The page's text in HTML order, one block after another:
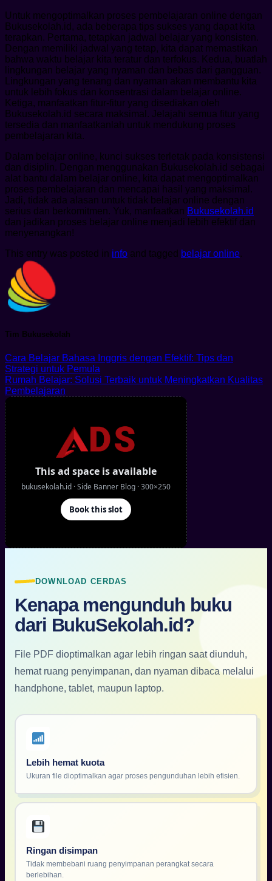
Untuk mengoptimalkan proses pembelajaran online dengan
Bukusekolah.id, ada beberapa tips sukses yang dapat kita
terapkan. Pertama, tetapkan jadwal belajar yang konsisten.
Dengan memiliki jadwal yang tetap, kita dapat memastikan
bahwa waktu belajar kita teratur dan terfokus. Kedua, buatlah
lingkungan belajar yang nyaman dan bebas dari gangguan.
Lingkungan yang tenang dan nyaman akan membantu kita
untuk lebih fokus dan konsentrasi dalam belajar online.
Ketiga, manfaatkan fitur-fitur yang disediakan oleh
Bukusekolah.id secara maksimal. Jelajahi semua fitur yang
tersedia dan manfaatkanlah untuk mendukung proses
pembelajaran kita.
Dalam belajar online, kunci sukses terletak pada konsistensi
dan disiplin. Dengan menggunakan Bukusekolah.id sebagai
alat bantu dalam belajar online, kita dapat mengoptimalkan
proses pembelajaran dan mencapai hasil yang maksimal.
Jadi, tidak ada alasan untuk tidak belajar online dengan
serius dan berkomitmen. Yuk, manfaatkan Bukusekolah.id
dan jadikan proses belajar online menjadi lebih efektif dan
menyenangkan!
This entry was posted in info and tagged belajar online.
Tim Bukusekolah
Cara Belajar Bahasa Inggris dengan Efektif: Tips dan
Strategi untuk Pemula
Rumah Belajar: Solusi Terbaik untuk Meningkatkan Kualitas
Pembelajaran
DOWNLOAD CERDAS
Kenapa mengunduh buku
dari BukuSekolah.id?
File PDF dioptimalkan agar lebih ringan saat diunduh,
hemat ruang penyimpanan, dan nyaman dibaca melalui
handphone, tablet, maupun laptop.
Lebih hemat kuota
Ukuran file dioptimalkan agar proses pengunduhan lebih efisien.
Ringan disimpan
Tidak membebani ruang penyimpanan perangkat secara
berlebihan.